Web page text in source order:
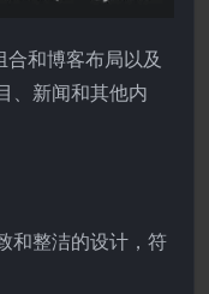
和博客布局以及
、新闻和其他内
和整洁的设计，符